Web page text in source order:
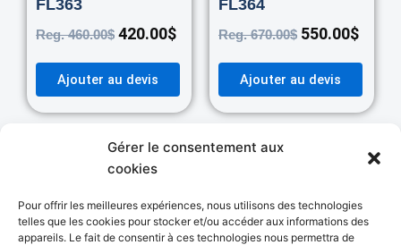
Gérer le consentement aux
cookies
Pour offrir les meilleures expériences, nous utilisons des technologies
telles que les cookies pour stocker et/ou accéder aux informations des
appareils. Le fait de consentir à ces technologies nous permettra de
FL363
Reg.460.00$ 420.00$
Ajouter au devis
FL364
Reg.670.00$ 550.00$
Ajouter au devis
Autres Catégories